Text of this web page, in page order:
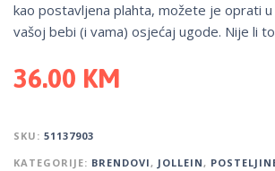
kao postavljena plahta, možete je oprati
vašoj bebi (i vama) osjećaj ugode. Nije li
36.00 KM
SKU: 51137903
KATEGORIJE: BRENDOVI, JOLLEIN,